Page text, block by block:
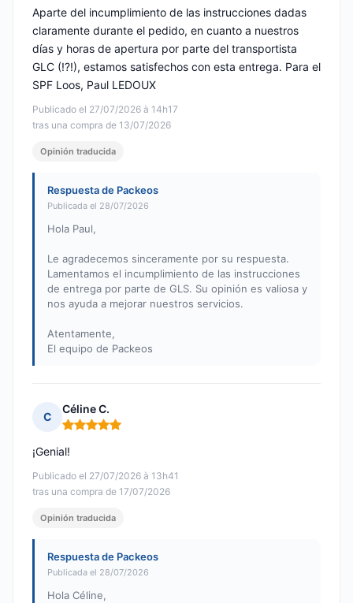
Publicado el 27/07/2026 à 14h17
tras una compra de 13/07/2026
Aparte del incumplimiento de las instrucciones dadas
claramente durante el pedido, en cuanto a nuestros
días y horas de apertura por parte del transportista
GLC (!?!), estamos satisfechos con esta entrega. Para el
SPF Loos, Paul LEDOUX
Opinión traducida
Respuesta de Packeos
Publicada el 28/07/2026
Hola Paul,
Le agradecemos sinceramente por su respuesta.
Lamentamos el incumplimiento de las instrucciones
de entrega por parte de GLS. Su opinión es valiosa y
nos ayuda a mejorar nuestros servicios.
Atentamente,
El equipo de Packeos
C
Céline C.
Nota: 5 de 5
Publicado el 27/07/2026 à 13h41
tras una compra de 17/07/2026
¡Genial!
Opinión traducida
Respuesta de Packeos
Publicada el 28/07/2026
Hola Céline,